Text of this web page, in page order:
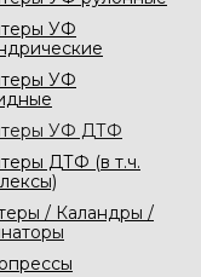
УФ
УФ
УФ ДТФ
ДТФ (в т.ч.
/ Каландры /